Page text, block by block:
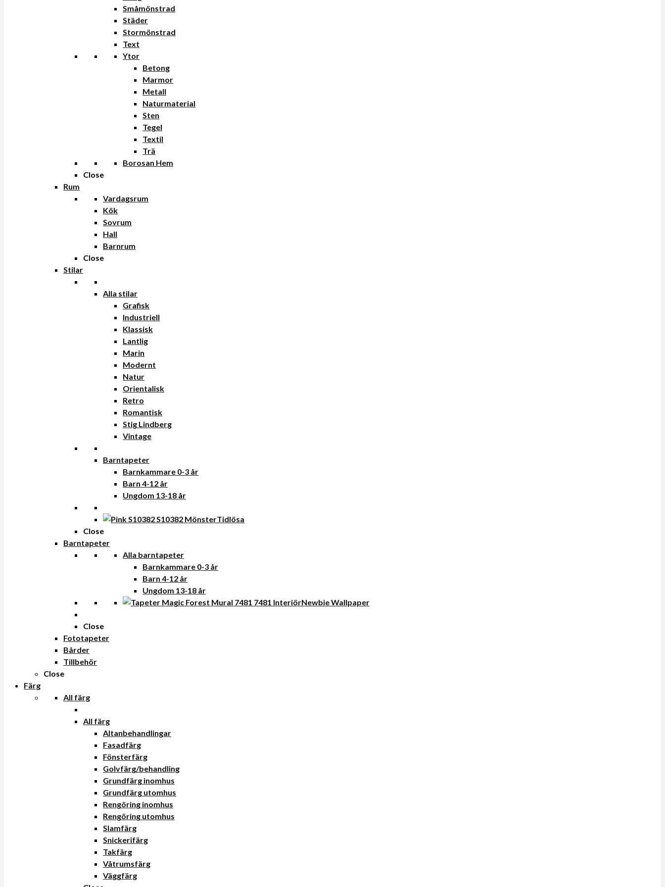
Småmönstrad
Städer
Stormönstrad
Text
Ytor
Betong
Marmor
Metall
Naturmaterial
Sten
Tegel
Textil
Trä
Borosan Hem
Close
Rum
Vardagsrum
Kök
Sovrum
Hall
Barnrum
Close
Stilar
Alla stilar
Grafisk
Industriell
Klassisk
Lantlig
Marin
Modernt
Natur
Orientalisk
Retro
Romantisk
Stig Lindberg
Vintage
Barntapeter
Barnkammare 0-3 år
Barn 4-12 år
Ungdom 13-18 år
Tidlösa
Close
Barntapeter
Alla barntapeter
Barnkammare 0-3 år
Barn 4-12 år
Ungdom 13-18 år
Newbie Wallpaper
Close
Fototapeter
Bårder
Tillbehör
Close
Färg
All färg
All färg
Altanbehandlingar
Fasadfärg
Fönsterfärg
Golvfärg/behandling
Grundfärg inomhus
Grundfärg utomhus
Rengöring inomhus
Rengöring utomhus
Slamfärg
Snickerifärg
Takfärg
Våtrumsfärg
Väggfärg